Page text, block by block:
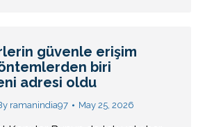
güvenle erişim
biri
adresi oldu
ramanindia97 May 25, 2026